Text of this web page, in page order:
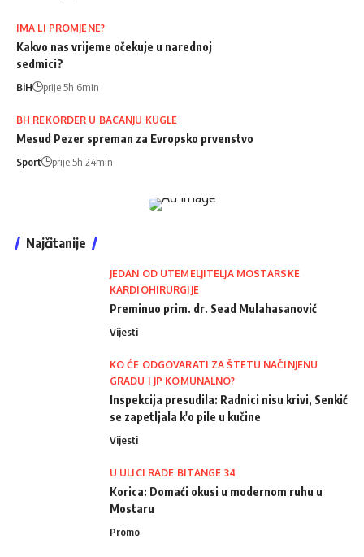
IMA LI PROMJENE?
Kakvo nas vrijeme očekuje u narednoj
sedmici?
BiH prije 5h 6min
BH REKORDER U BACANJU KUGLE
Mesud Pezer spreman za Evropsko prvenstvo
Sport prije 5h 24min
Najčitanije
JEDAN OD UTEMELJITELJA MOSTARSKE
KARDIOHIRURGIJE
Preminuo prim. dr. Sead Mulahasanović
Vijesti
KO ĆE ODGOVARATI ZA ŠTETU NAČINJENU
GRADU I JP KOMUNALNO?
Inspekcija presudila: Radnici nisu krivi, Senkić
se zapetljala k'o pile u kučine
Vijesti
U ULICI RADE BITANGE 34
Korica: Domaći okusi u modernom ruhu u
Mostaru
Promo